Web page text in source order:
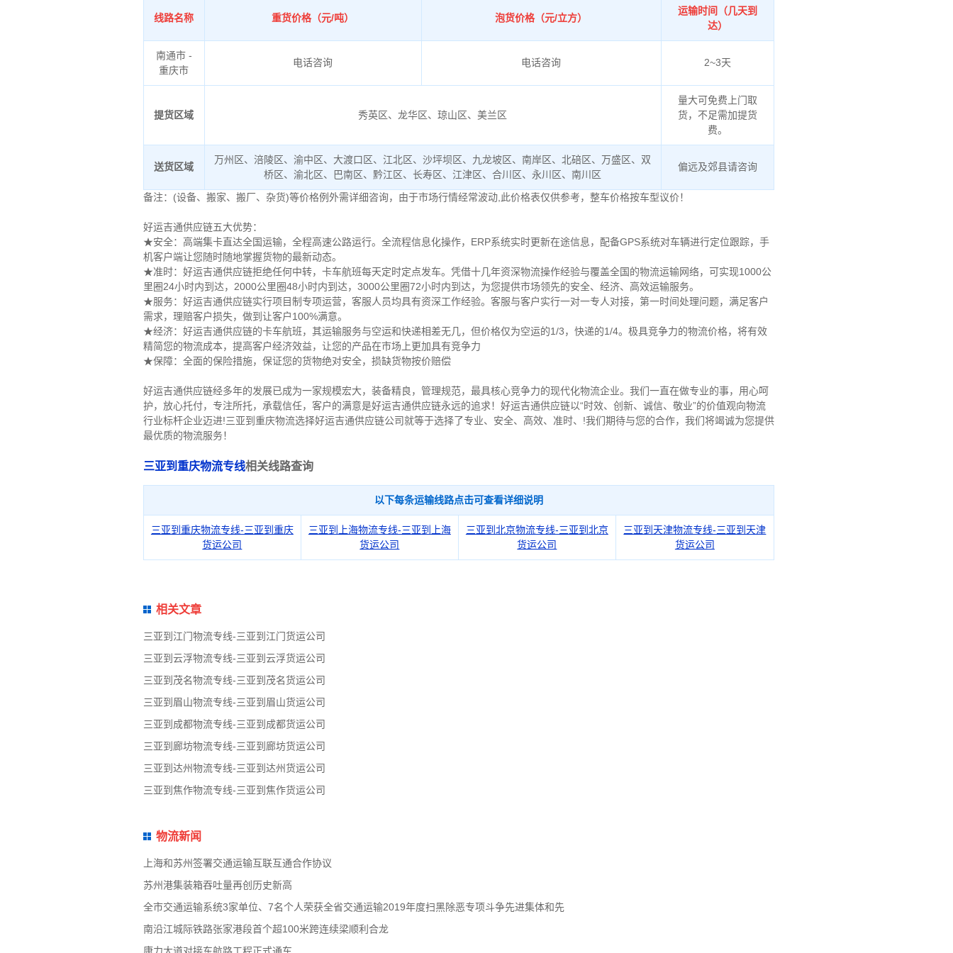
线路名称 重货价格（元/吨） 泡货价格（元/立方）
运输时间（几天到
达）
南通市 -
重庆市
电话咨询 电话咨询 2~3天
提货区域 秀英区、龙华区、琼山区、美兰区
量大可免费上门取
货，不足需加提货
费。
送货区域
万州区、涪陵区、渝中区、大渡口区、江北区、沙坪坝区、九龙坡区、南岸区、北碚区、万盛区、双
桥区、渝北区、巴南区、黔江区、长寿区、江津区、合川区、永川区、南川区
偏远及郊县请咨询
备注：(设备、搬家、搬厂、杂货)等价格例外需详细咨询，由于市场行情经常波动,此价格表仅供参考，整车价格按车型议价！
好运吉通供应链五大优势：
★安全：高端集卡直达全国运输，全程高速公路运行。全流程信息化操作，ERP系统实时更新在途信息，配备GPS系统对车辆进行定位跟踪，手
机客户端让您随时随地掌握货物的最新动态。
★准时：好运吉通供应链拒绝任何中转，卡车航班每天定时定点发车。凭借十几年资深物流操作经验与覆盖全国的物流运输网络，可实现1000公
里圈24小时内到达，2000公里圈48小时内到达，3000公里圈72小时内到达，为您提供市场领先的安全、经济、高效运输服务。
★服务：好运吉通供应链实行项目制专项运营，客服人员均具有资深工作经验。客服与客户实行一对一专人对接，第一时间处理问题，满足客户
需求，理赔客户损失，做到让客户100%满意。
★经济：好运吉通供应链的卡车航班，其运输服务与空运和快递相差无几，但价格仅为空运的1/3，快递的1/4。极具竞争力的物流价格，将有效
精简您的物流成本，提高客户经济效益，让您的产品在市场上更加具有竞争力
★保障：全面的保险措施，保证您的货物绝对安全，损缺货物按价赔偿
好运吉通供应链经多年的发展已成为一家规模宏大，装备精良，管理规范，最具核心竞争力的现代化物流企业。我们一直在做专业的事，用心呵
护，放心托付，专注所托，承载信任，客户的满意是好运吉通供应链永远的追求！好运吉通供应链以“时效、创新、诚信、敬业”的价值观向物流
行业标杆企业迈进!三亚到重庆物流选择好运吉通供应链公司就等于选择了专业、安全、高效、准时、!我们期待与您的合作，我们将竭诚为您提供
最优质的物流服务！
三亚到重庆物流专线相关线路查询
以下每条运输线路点击可查看详细说明
三亚到重庆物流专线-三亚到重庆
货运公司
三亚到上海物流专线-三亚到上海
货运公司
三亚到北京物流专线-三亚到北京
货运公司
三亚到天津物流专线-三亚到天津
货运公司
相关文章
三亚到江门物流专线-三亚到江门货运公司
三亚到云浮物流专线-三亚到云浮货运公司
三亚到茂名物流专线-三亚到茂名货运公司
三亚到眉山物流专线-三亚到眉山货运公司
三亚到成都物流专线-三亚到成都货运公司
三亚到廊坊物流专线-三亚到廊坊货运公司
三亚到达州物流专线-三亚到达州货运公司
三亚到焦作物流专线-三亚到焦作货运公司
物流新闻
上海和苏州签署交通运输互联互通合作协议
苏州港集装箱吞吐量再创历史新高
全市交通运输系统3家单位、7名个人荣获全省交通运输2019年度扫黑除恶专项斗争先进集体和先
南沿江城际铁路张家港段首个超100米跨连续梁顺利合龙